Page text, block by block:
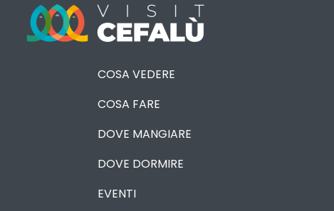
COSA VEDERE
COSA FARE
DOVE MANGIARE
DOVE DORMIRE
EVENTI